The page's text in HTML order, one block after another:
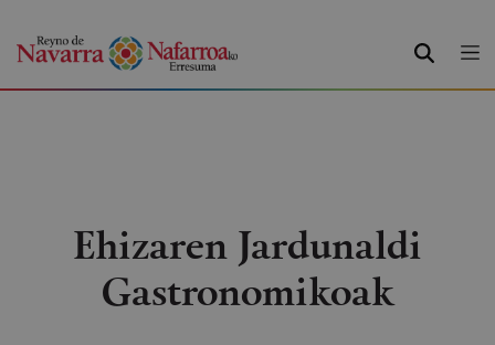
BILATU
Ehizaren Jardunaldi
Gastronomikoak